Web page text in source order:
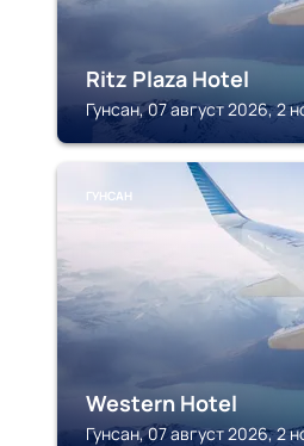
Ritz Plaza Hotel
Гунсан, 07 август 2026, 2
ГУНСАН
Western Hotel
Гунсан, 07 август 2026, 2